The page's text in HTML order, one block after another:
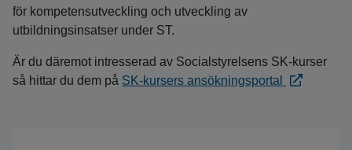
för kompetensutveckling och utveckling av
utbildningsinsatser under ST.
Är du däremot intresserad av Socialstyrelsens SK-kurser
så hittar du dem på SK-kursers ansökningsportal